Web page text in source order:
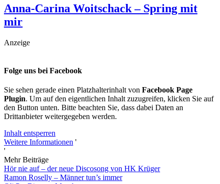
Anna-Carina Woitschack – Spring mit
mir
Anzeige
Folge uns bei Facebook
Sie sehen gerade einen Platzhalterinhalt von Facebook Page
Plugin. Um auf den eigentlichen Inhalt zuzugreifen, klicken Sie auf
den Button unten. Bitte beachten Sie, dass dabei Daten an
Drittanbieter weitergegeben werden.
Inhalt entsperren
Weitere Informationen '
'
Mehr Beiträge
Hör nie auf – der neue Discosong von HK Krüger
Ramon Roselly – Männer tun’s immer